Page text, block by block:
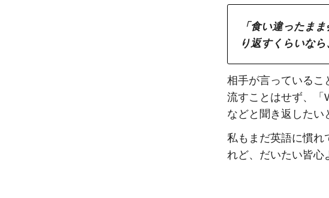
「食い違ったま
り返すくらいな
相手が言っているこ
流すことはせず、「
などと聞き返したい
私もまだ英語に慣れ
れど、だいたい皆心